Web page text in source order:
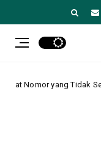
Pelindung Plat Nomor